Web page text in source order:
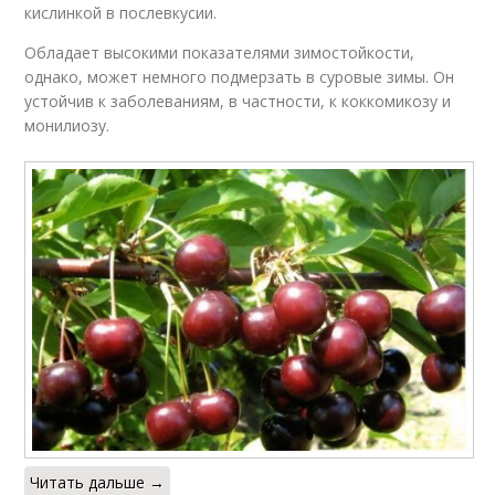
кислинкой в послевкусии.
Обладает высокими показателями зимостойкости,
однако, может немного подмерзать в суровые зимы. Он
устойчив к заболеваниям, в частности, к коккомикозу и
монилиозу.
Читать дальше →